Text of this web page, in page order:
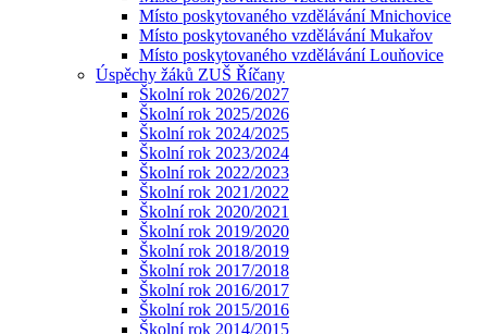
Místo poskytovaného vzdělávání Mnichovice
Místo poskytovaného vzdělávání Mukařov
Místo poskytovaného vzdělávání Louňovice
Úspěchy žáků ZUŠ Říčany
Školní rok 2026/2027
Školní rok 2025/2026
Školní rok 2024/2025
Školní rok 2023/2024
Školní rok 2022/2023
Školní rok 2021/2022
Školní rok 2020/2021
Školní rok 2019/2020
Školní rok 2018/2019
Školní rok 2017/2018
Školní rok 2016/2017
Školní rok 2015/2016
Školní rok 2014/2015